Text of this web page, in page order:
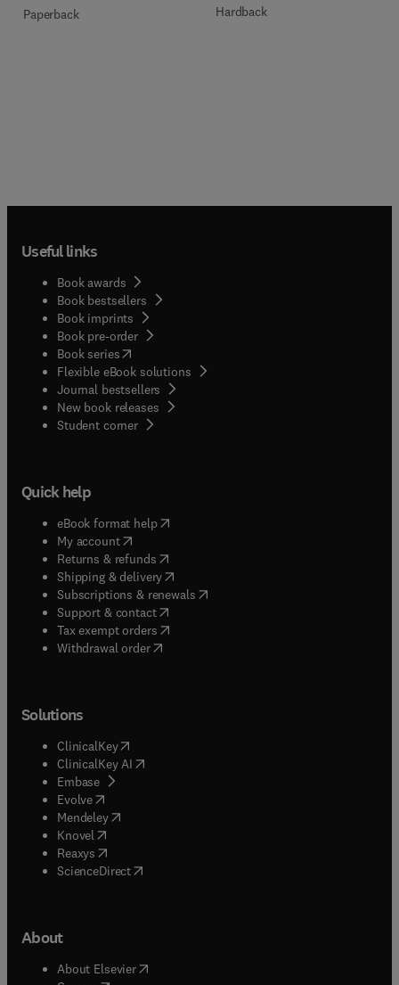
Paperback Hardback
Useful links
Book awards
Book bestsellers
Book imprints
Book pre-order
Book series(opens in new tab/window
Flexible eBook solutions
Journal bestsellers
New book releases
Student corner( opens in new tab/window
Quick help
eBook format help( opens in new tab/window
My account( opens in new tab/window
Returns & refunds( opens in new tab/window
Shipping & delivery(opens in new tab/window
Subscriptions & renewals( opens in new tab/window
Support & contact( opens in new tab/window
Tax exempt orders( opens in new tab/window
Withdrawal order
Solutions
ClinicalKey(opens in new tab/window
ClinicalKey AI opens in new tab/window
Embase( opens in new tab/window
Evolve(opens in new tab/window
Mendeley( opens in new tab/window
Knovel (opens in new tab/window
Reaxys (opens in new tab/window
ScienceDirect(opens in new tab/window
About
About Elsevier( opens in new tab/window